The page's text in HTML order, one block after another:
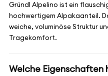
Gründl Alpelino ist ein
hochwertigem Alpakaanteil.
weiche, voluminöse Struktur
Tragekomfort.
Welche Eigenschaften